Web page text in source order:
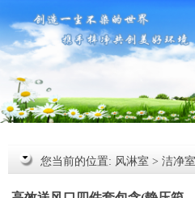
您当前的位置: 风淋室 > 洁净